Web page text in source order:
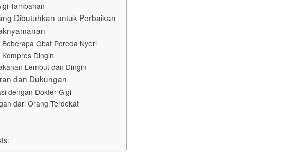
Tambahan
Dibutuhkan untuk Perbaikan
Obat Pereda Nyeri
Dingin
Lembut dan Dingin
dan Dukungan
dengan Dokter Gigi
dari Orang Terdekat